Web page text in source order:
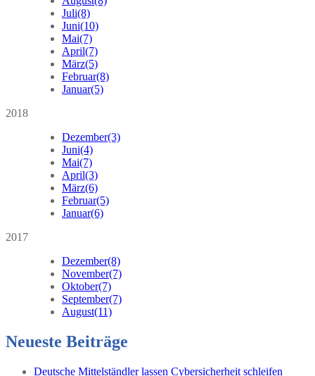
Juli(8)
Juni(10)
Mai(7)
April(7)
März(5)
Februar(8)
Januar(5)
2018
Dezember(3)
Juni(4)
Mai(7)
April(3)
März(6)
Februar(5)
Januar(6)
2017
Dezember(8)
November(7)
Oktober(7)
September(7)
August(11)
Neueste Beiträge
Deutsche Mittelständler lassen Cybersicherheit schleifen